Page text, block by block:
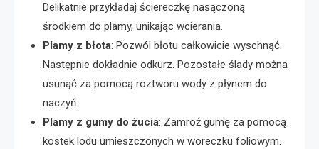
Delikatnie przykładaj ściereczkę nasączoną
środkiem do plamy, unikając wcierania.
Plamy z błota: Pozwól błotu całkowicie wyschnąć.
Następnie dokładnie odkurz. Pozostałe ślady można
usunąć za pomocą roztworu wody z płynem do
naczyń.
Plamy z gumy do żucia: Zamroź gumę za pomocą
kostek lodu umieszczonych w woreczku foliowym.